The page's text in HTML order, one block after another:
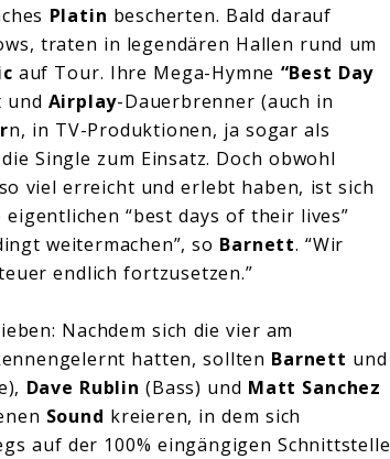
Platin bescherten. Bald darauf
traten in legendären Hallen rund um
auf Tour. Ihre Mega-Hymne “Best Day
und Airplay-Dauerbrenner (auch in
n, in TV-Produktionen, ja sogar als
Single zum Einsatz. Doch obwohl
viel erreicht und erlebt haben, ist sich
“best days of their lives”
weitermachen”, so Barnett. “Wir
endlich fortzusetzen.”
Nachdem sich die vier am
hatten, sollten Barnett und
Dave Rublin (Bass) und Matt Sanchez
Sound kreieren, in dem sich
auf der 100% eingängigen Schnittstelle